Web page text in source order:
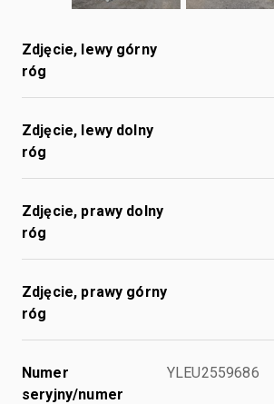
Zdjęcie, lewy górny
róg
Zdjęcie, lewy dolny
róg
Zdjęcie, prawy dolny
róg
Zdjęcie, prawy górny
róg
Numer
seryjny/numer
YLEU2559686